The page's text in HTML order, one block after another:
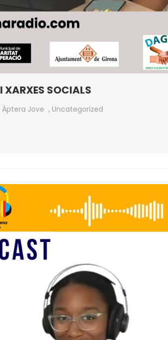
XARXES SOCIALS
Jove , Uncategorized